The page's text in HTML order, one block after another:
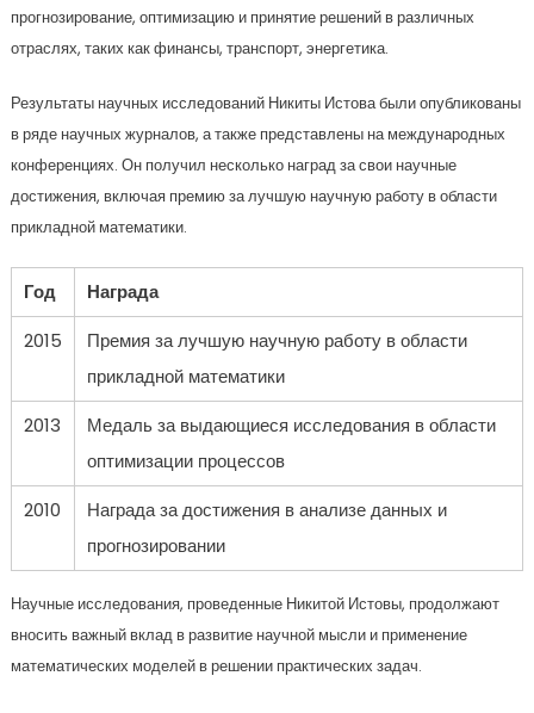
прогнозирование, оптимизацию и принятие решений в различных
отраслях, таких как финансы, транспорт, энергетика.
Результаты научных исследований Никиты Истова были опубликованы
в ряде научных журналов, а также представлены на международных
конференциях. Он получил несколько наград за свои научные
достижения, включая премию за лучшую научную работу в области
прикладной математики.
Год
Награда
2015
Премия за лучшую научную работу в области
прикладной математики
2013
Медаль за выдающиеся исследования в области
оптимизации процессов
2010
Награда за достижения в анализе данных и
прогнозировании
Научные исследования, проведенные Никитой Истовы, продолжают
вносить важный вклад в развитие научной мысли и применение
математических моделей в решении практических задач.